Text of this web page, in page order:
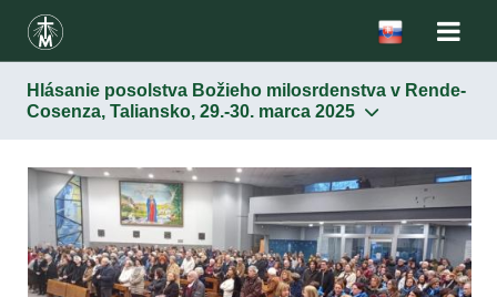
Hlásanie posolstva Božieho milosrdenstva v Rende-
Cosenza, Taliansko, 29.-30. marca 2025